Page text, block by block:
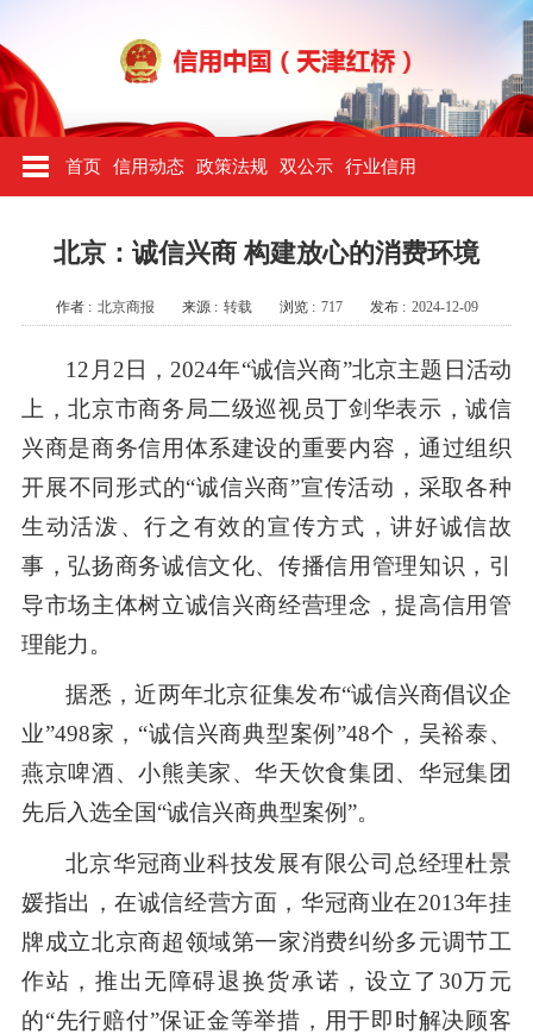
首页 信用动态 政策法规 双公示 行业信用
北京：诚信兴商 构建放心的消费环境
作者 : 北京商报 来源 : 转载 浏览 : 717 发布 : 2024-12-09
12月2日，2024年“诚信兴商”北京主题日活动
上，北京市商务局二级巡视员丁剑华表示，诚信
兴商是商务信用体系建设的重要内容，通过组织
开展不同形式的“诚信兴商”宣传活动，采取各种
生动活泼、行之有效的宣传方式，讲好诚信故
事，弘扬商务诚信文化、传播信用管理知识，引
导市场主体树立诚信兴商经营理念，提高信用管
理能力。
据悉，近两年北京征集发布“诚信兴商倡议企
业”498家，“诚信兴商典型案例”48个，吴裕泰、
燕京啤酒、小熊美家、华天饮食集团、华冠集团
先后入选全国“诚信兴商典型案例”。
北京华冠商业科技发展有限公司总经理杜景
媛指出，在诚信经营方面，华冠商业在2013年挂
牌成立北京商超领域第一家消费纠纷多元调节工
作站，推出无障碍退换货承诺，设立了30万元
的“先行赔付”保证金等举措，用于即时解决顾客